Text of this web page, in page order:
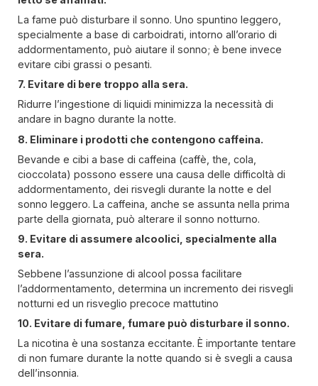
La fame può disturbare il sonno. Uno spuntino leggero,
specialmente a base di carboidrati, intorno all’orario di
addormentamento, può aiutare il sonno; è bene invece
evitare cibi grassi o pesanti.
7. Evitare di bere troppo alla sera.
Ridurre l’ingestione di liquidi minimizza la necessità di
andare in bagno durante la notte.
8. Eliminare i prodotti che contengono caffeina.
Bevande e cibi a base di caffeina (caffè, the, cola,
cioccolata) possono essere una causa delle difficoltà di
addormentamento, dei risvegli durante la notte e del
sonno leggero. La caffeina, anche se assunta nella prima
parte della giornata, può alterare il sonno notturno.
9. Evitare di assumere alcoolici, specialmente alla
sera.
Sebbene l’assunzione di alcool possa facilitare
l’addormentamento, determina un incremento dei risvegli
notturni ed un risveglio precoce mattutino
10. Evitare di fumare, fumare può disturbare il sonno.
La nicotina è una sostanza eccitante. È importante tentare
di non fumare durante la notte quando si è svegli a causa
dell’insonnia.